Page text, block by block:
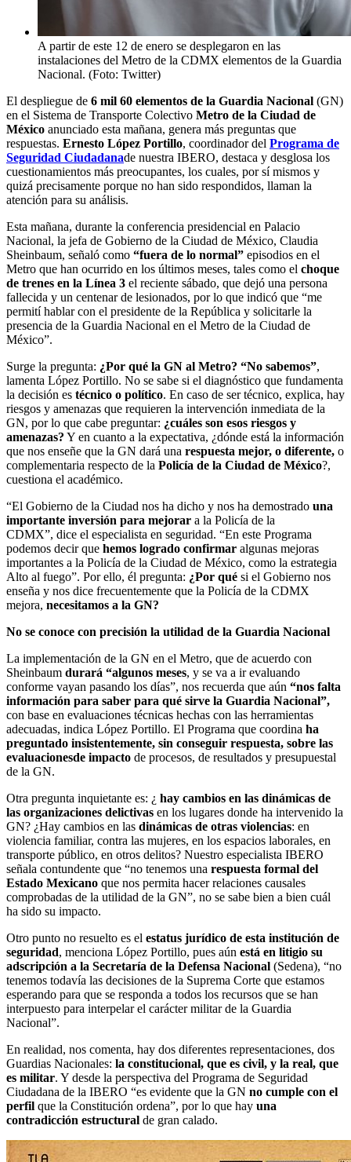
A partir de este 12 de enero se desplegaron en las
instalaciones del Metro de la CDMX elementos de la Guardia
Nacional. (Foto: Twitter)
El despliegue de 6 mil 60 elementos de la Guardia Nacional (GN)
en el Sistema de Transporte Colectivo Metro de la Ciudad de
México anunciado esta mañana, genera más preguntas que
respuestas. Ernesto López Portillo, coordinador del Programa de
Seguridad Ciudadanade nuestra IBERO, destaca y desglosa los
cuestionamientos más preocupantes, los cuales, por sí mismos y
quizá precisamente porque no han sido respondidos, llaman la
atención para su análisis.
Esta mañana, durante la conferencia presidencial en Palacio
Nacional, la jefa de Gobierno de la Ciudad de México, Claudia
Sheinbaum, señaló como “fuera de lo normal” episodios en el
Metro que han ocurrido en los últimos meses, tales como el choque
de trenes en la Línea 3 el reciente sábado, que dejó una persona
fallecida y un centenar de lesionados, por lo que indicó que “me
permití hablar con el presidente de la República y solicitarle la
presencia de la Guardia Nacional en el Metro de la Ciudad de
México”.
Surge la pregunta: ¿Por qué la GN al Metro? “No sabemos”,
lamenta López Portillo. No se sabe si el diagnóstico que fundamenta
la decisión es técnico o político. En caso de ser técnico, explica, hay
riesgos y amenazas que requieren la intervención inmediata de la
GN, por lo que cabe preguntar: ¿cuáles son esos riesgos y
amenazas? Y en cuanto a la expectativa, ¿dónde está la información
que nos enseñe que la GN dará una respuesta mejor, o diferente, o
complementaria respecto de la Policía de la Ciudad de México?,
cuestiona el académico.
“El Gobierno de la Ciudad nos ha dicho y nos ha demostrado una
importante inversión para mejorar a la Policía de la
CDMX”, dice el especialista en seguridad. “En este Programa
podemos decir que hemos logrado confirmar algunas mejoras
importantes a la Policía de la Ciudad de México, como la estrategia
Alto al fuego”. Por ello, él pregunta: ¿Por qué si el Gobierno nos
enseña y nos dice frecuentemente que la Policía de la CDMX
mejora, necesitamos a la GN?
No se conoce con precisión la utilidad de la Guardia Nacional
La implementación de la GN en el Metro, que de acuerdo con
Sheinbaum durará “algunos meses, y se va a ir evaluando
conforme vayan pasando los días”, nos recuerda que aún “nos falta
información para saber para qué sirve la Guardia Nacional”,
con base en evaluaciones técnicas hechas con las herramientas
adecuadas, indica López Portillo. El Programa que coordina ha
preguntado insistentemente, sin conseguir respuesta, sobre las
evaluacionesde impacto de procesos, de resultados y presupuestal
de la GN.
Otra pregunta inquietante es: ¿ hay cambios en las dinámicas de
las organizaciones delictivas en los lugares donde ha intervenido la
GN? ¿Hay cambios en las dinámicas de otras violencias: en
violencia familiar, contra las mujeres, en los espacios laborales, en
transporte público, en otros delitos? Nuestro especialista IBERO
señala contundente que “no tenemos una respuesta formal del
Estado Mexicano que nos permita hacer relaciones causales
comprobadas de la utilidad de la GN”, no se sabe bien a bien cuál
ha sido su impacto.
Otro punto no resuelto es el estatus jurídico de esta institución de
seguridad, menciona López Portillo, pues aún está en litigio su
adscripción a la Secretaría de la Defensa Nacional (Sedena), “no
tenemos todavía las decisiones de la Suprema Corte que estamos
esperando para que se responda a todos los recursos que se han
interpuesto para interpelar el carácter militar de la Guardia
Nacional”.
En realidad, nos comenta, hay dos diferentes representaciones, dos
Guardias Nacionales: la constitucional, que es civil, y la real, que
es militar. Y desde la perspectiva del Programa de Seguridad
Ciudadana de la IBERO “es evidente que la GN no cumple con el
perfil que la Constitución ordena”, por lo que hay una
contradicción estructural de gran calado.